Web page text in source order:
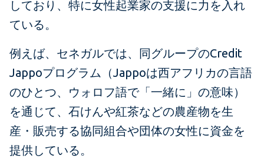
しており、特に女性起業家の支援に力を入れ
ている。
例えば、セネガルでは、同グループのCredit
Jappoプログラム（Jappoは西アフリカの言語
のひとつ、ウォロフ語で「一緒に」の意味）
を通じて、石けんや紅茶などの農産物を生
産・販売する協同組合や団体の女性に資金を
提供している。